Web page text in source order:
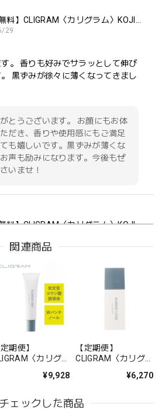
29
。 香りも好みでサラッとして伸び
黒ずみが徐々に薄くなってきまし
とうございます。 お顔にもお体
だき、香りや使用感にもご満足
も嬉しいです。黒ずみが薄くな
声も励みになります。今後もぜ
いませ！
【送料無料】CLIGRAM〈カリグラム〉KOJIBRIGHT BODY〈コジブライトボディ〉300g
関連商品
定期便】
〈カリグ
¥9,928
【定期便】
CLIGRAM〈カリグ
LOTION （コジブラ
¥6,270
ェックした商品